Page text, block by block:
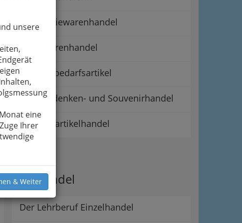
unsere
eine
Ihrer
& Weiter
Galanteriewarenhandel
Lederwarenhandel
Raucherbedarfsartikel
Reiseandenken- und Souvenirhandel
Silvesterartikelhandel
Der Handel
Der Lehrberuf Einzelhandel